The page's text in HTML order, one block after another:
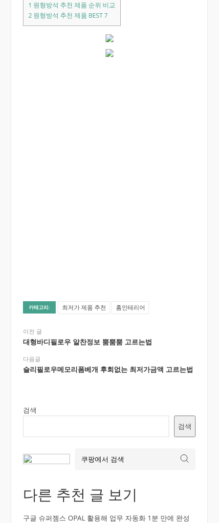
1 원형방석 추천 제품 순위 비교
2원형방석 추천 제품 BEST 7
카테고리: 최저가 제품 추천 홈인테리어
이전 글
대형바디필로우 알찬정보 뿜뿜뿜 고르는법
다음글
슬리필로우메모리폼베개 후회없는 최저가금액 고르는법
검색
검색
다른 추천 글 보기
구글 슈퍼젬스 OPAL 활용해 업무 자동화 1분 만에 완성